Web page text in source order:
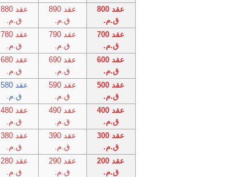
عقد 800
ق.م.
عقد 890
ق.م.
عقد 880
ق.م.
عقد 700
ق.م.
عقد 790
ق.م.
عقد 780
ق.م.
عقد 600
ق.م.
عقد 690
ق.م.
عقد 680
ق.م.
عقد 500
ق.م.
عقد 590
ق.م.
عقد 580
ق.م.
عقد 400
ق.م.
عقد 490
ق.م.
عقد 480
ق.م.
عقد 300
ق.م.
عقد 390
ق.م.
عقد 380
ق.م.
عقد 200
ق.م.
عقد 290
ق.م.
عقد 280
ق.م.